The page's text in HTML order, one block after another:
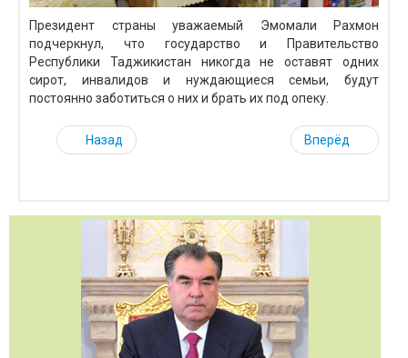
Президент страны уважаемый Эмомали Рахмон
подчеркнул, что государство и Правительство
Республики Таджикистан никогда не оставят одних
сирот, инвалидов и нуждающиеся семьи, будут
постоянно заботиться о них и брать их под опеку.
Назад Вперёд